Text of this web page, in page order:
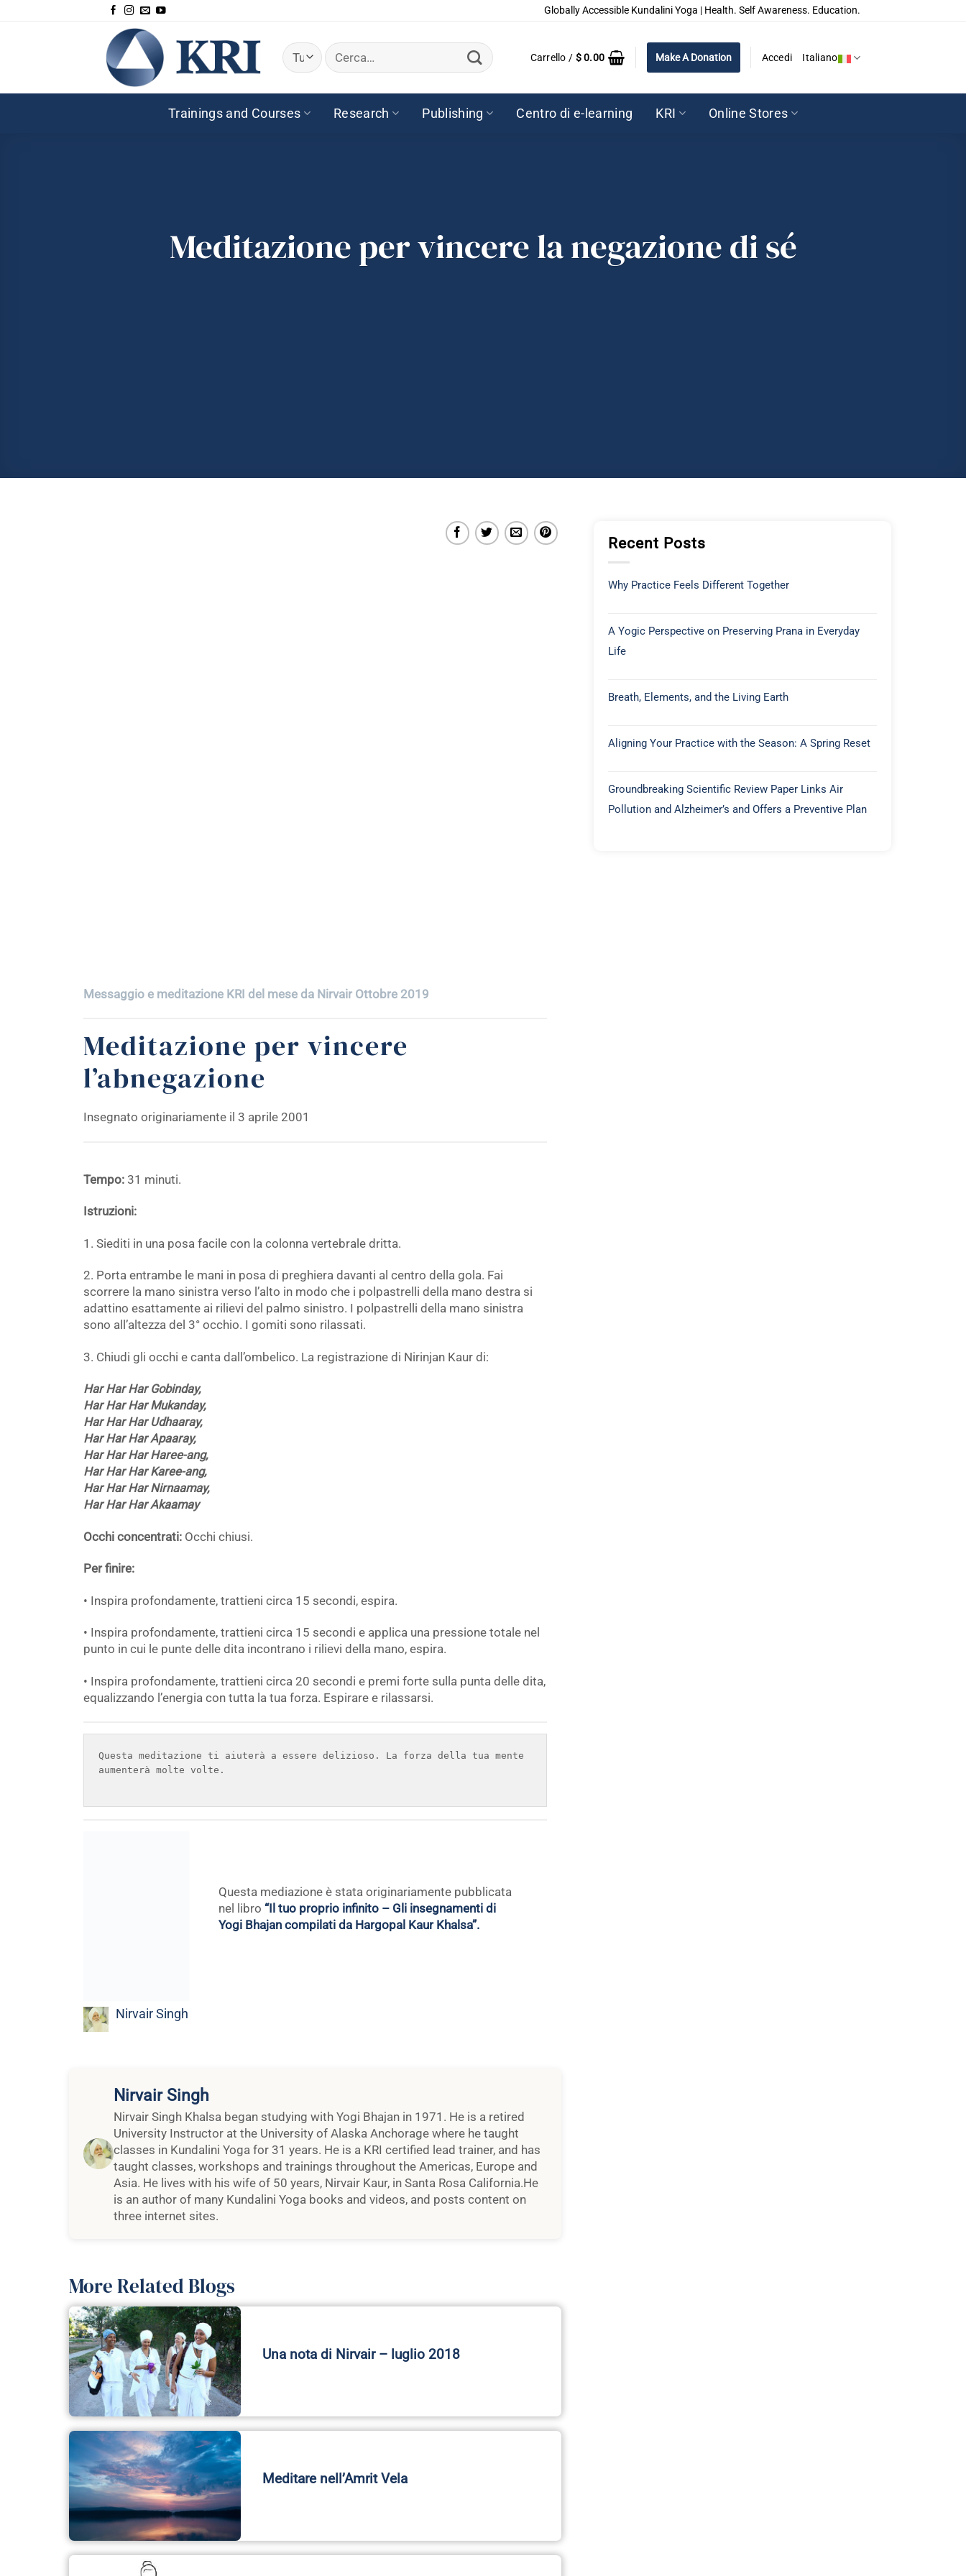
Globally Accessible Kundalini Yoga | Health. Self Awareness. Education.
Cerca:
Carrello / $0.00 Make A Donation Accedi Italiano
Trainings and Courses Research Publishing Centro di e-learning KRI Online Stores
Meditazione per vincere la negazione di sé
Messaggio e meditazione KRI del mese da Nirvair Ottobre 2019
Meditazione per vincere
l’abnegazione
Insegnato originariamente il 3 aprile 2001
Tempo: 31 minuti.
Istruzioni:
1. Siediti in una posa facile con la colonna vertebrale dritta.
2. Porta entrambe le mani in posa di preghiera davanti al centro della gola. Fai
scorrere la mano sinistra verso l’alto in modo che i polpastrelli della mano destra si
adattino esattamente ai rilievi del palmo sinistro. I polpastrelli della mano sinistra
sono all’altezza del 3° occhio. I gomiti sono rilassati.
3. Chiudi gli occhi e canta dall’ombelico. La registrazione di Nirinjan Kaur di:
Har Har Har Gobinday,
Har Har Har Mukanday,
Har Har Har Udhaaray,
Har Har Har Apaaray,
Har Har Har Haree-ang,
Har Har Har Karee-ang,
Har Har Har Nirnaamay,
Har Har Har Akaamay
Occhi concentrati: Occhi chiusi.
Per finire:
• Inspira profondamente, trattieni circa 15 secondi, espira.
• Inspira profondamente, trattieni circa 15 secondi e applica una pressione totale nel
punto in cui le punte delle dita incontrano i rilievi della mano, espira.
• Inspira profondamente, trattieni circa 20 secondi e premi forte sulla punta delle dita,
equalizzando l’energia con tutta la tua forza. Espirare e rilassarsi.
Questa meditazione ti aiuterà a essere delizioso. La forza della tua mente
aumenterà molte volte.
Nirvair Singh Khalsa began studying with Yogi Bhajan in 1971. He is a retired
is an author of many Kundalini Yoga books and videos, and posts content on
three internet sites.
More Related Blogs
La meditazione per estendere il cervello
Recent Posts
Why Practice Feels Different Together
A Yogic Perspective on Preserving Prana in Everyday
Life
Breath, Elements, and the Living Earth
Aligning Your Practice with the Season: A Spring Reset
Groundbreaking Scientific Review Paper Links Air
Pollution and Alzheimer’s and Offers a Preventive Plan